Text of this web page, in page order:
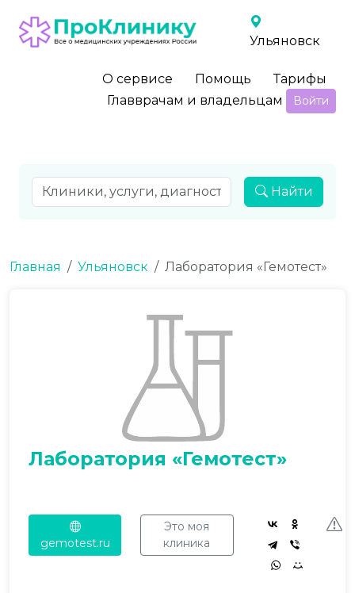
Ульяновск
О сервисе Помощь
Тарифы
Главврачам и владельцам
Войти
Найти
Главная Ульяновск Лаборатория «Гемотест»
Лаборатория «Гемотест»
gemotest.ru
Это моя
клиника